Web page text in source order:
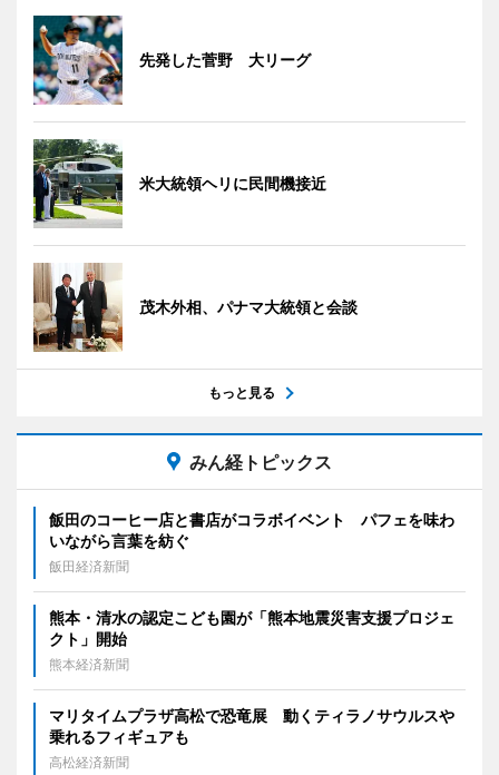
先発した菅野 大リーグ
米大統領ヘリに民間機接近
茂木外相、パナマ大統領と会談
もっと見る
みん経トピックス
飯田のコーヒー店と書店がコラボイベント パフェを味わ
いながら言葉を紡ぐ
飯田経済新聞
熊本・清水の認定こども園が「熊本地震災害支援プロジェ
クト」開始
熊本経済新聞
マリタイムプラザ高松で恐竜展 動くティラノサウルスや
乗れるフィギュアも
高松経済新聞